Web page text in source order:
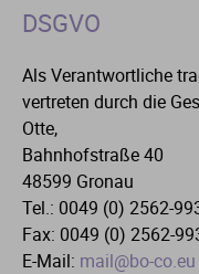
DSGVO
Als Verantwortliche
vertreten durch die
Otte,
Bahnhofstraße 40
48599 Gronau
Tel.: 0049 (0) 2562-
Fax: 0049 (0) 2562-
E-Mail: mail@bo-co.eu